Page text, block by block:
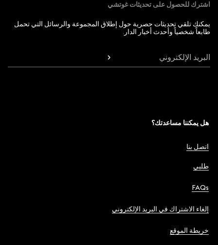
اشترك للحصول على تحديثات غوتشي
يمكنك تلقي تحديثات حصرية حول إطلاق المجموعة والرسائل التي تحمل
طابعاً شخصياً وأحدث أخبار الدار.
البريد الإلكتروني
هل يمكننا مساعدتك؟
اتصل بنا
طلبي
FAQs
إلغاء الاشتراك في البريد الإلكتروني
خريطة الموقع